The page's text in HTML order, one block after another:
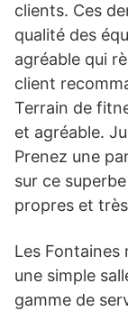
clients. Ces
qualité des
agréable qui
client
Terrain de
et agréable.
Prenez une
sur ce
propres et
Les
une simple
gamme de